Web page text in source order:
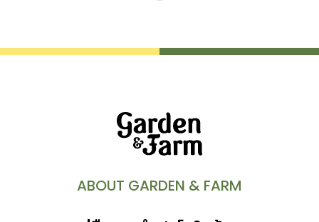
ABOUT GARDEN & FARM